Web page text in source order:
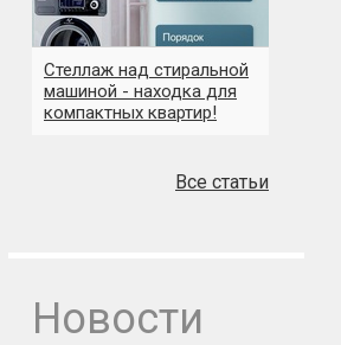
Стеллаж над стиральной
машиной - находка для
компактных квартир!
Все статьи
Новости